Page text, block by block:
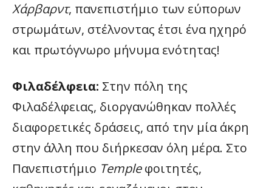
Χάρβαρντ, πανεπιστήμιο των εύπορων
στρωμάτων, στέλνοντας έτσι ένα ηχηρό
και πρωτόγνωρο μήνυμα ενότητας!
Φιλαδέλφεια: Στην πόλη της
Φιλαδέλφειας, διοργανώθηκαν πολλές
διαφορετικές δράσεις, από την μία άκρη
στην άλλη που διήρκεσαν όλη μέρα. Στο
Πανεπιστήμιο Templeφοιτητές,